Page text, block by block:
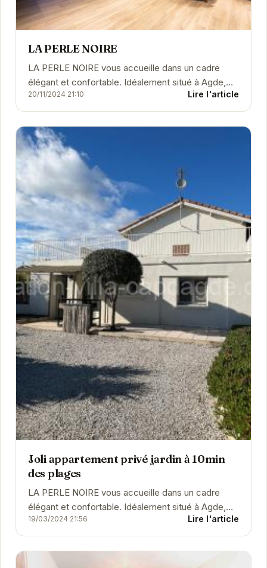
LA PERLE NOIRE
LA PERLE NOIRE vous accueille dans un cadre
élégant et confortable. Idéalement situé à Agde,
cet établissement vous propose des prestations
de...
20/11/2024 21:10 Lire l'article
Joli appartement privé jardin à 10min
des plages
LA PERLE NOIRE vous accueille dans un cadre
élégant et confortable. Idéalement situé à Agde,
cet établissement vous propose des prestations
de...
19/03/2024 21:56 Lire l'article